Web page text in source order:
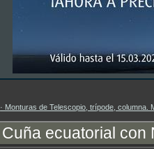
· Monturas de Telescopio, trípode,
Cuña ecuatorial con